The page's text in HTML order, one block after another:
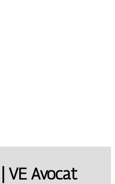
VE Avocat